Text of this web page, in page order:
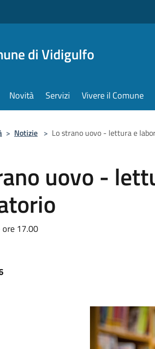
di Vidigulfo
Novità Servizi Vivere il Comune
> Notizie > Lo strano uovo - lettura e
uovo -
17.00